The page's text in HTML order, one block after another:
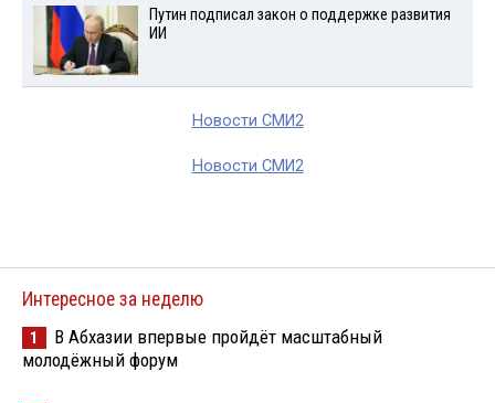
Путин подписал закон о поддержке развития
ИИ
Новости СМИ2
Новости СМИ2
Интересное за неделю
1
В Абхазии впервые пройдёт масштабный
молодёжный форум